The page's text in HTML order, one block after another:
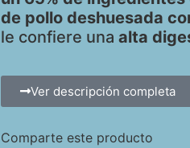
de pollo deshuesada
le confiere una alta
Ver descripción completa
Comparte este producto